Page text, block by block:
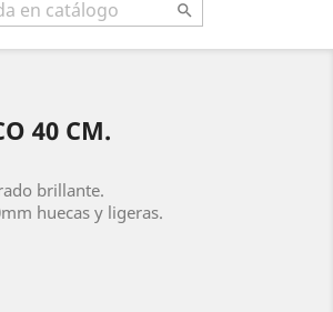

40 CM.
brillante.
huecas y ligeras.